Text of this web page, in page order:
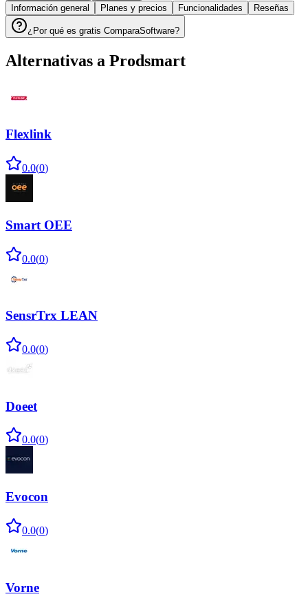
Información general
Planes y precios Funcionalidades Reseñas
¿Por qué es gratis ComparaSoftware?
Alternativas a Prodsmart
Flexlink
0.0(0)
Smart OEE
0.0(0)
SensrTrx LEAN
0.0(0)
Doeet
0.0(0)
Evocon
0.0(0)
Vorne